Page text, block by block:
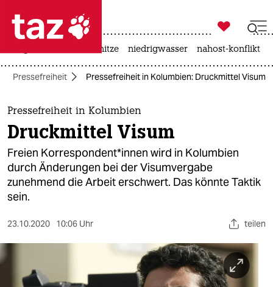
 taz zahl ich
taz zahl ich
themen
politik
öko
gesellschaft
kultur
sport
berlin

taz zahl ich
hitze niedrigwasser nahost-konflikt
Pressefreiheit Pressefreiheit in Kolumbien: Druckmittel Visum
Pressefreiheit in Kolumbien
Druckmittel Visum
Freien Korrespondent*innen wird in Kolumbien
durch Änderungen bei der Visumvergabe
zunehmend die Arbeit erschwert. Das könnte Taktik
sein.
23.10.2020 10:06 Uhr teilen